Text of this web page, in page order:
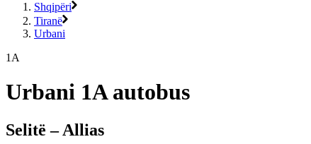
Shqipëri
Tiranë
Urbani
1A
Urbani 1A autobus
Selitë – Allias